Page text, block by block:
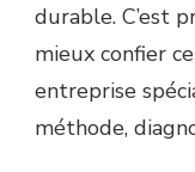
durable. C’est
mieux confier
entreprise
méthode,